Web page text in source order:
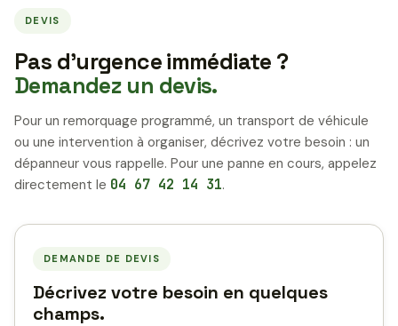
DEVIS
Pas d’urgence immédiate ?
Demandez un devis.
Pour un remorquage programmé, un transport de véhicule
ou une intervention à organiser, décrivez votre besoin : un
dépanneur vous rappelle. Pour une panne en cours, appelez
directement le 04 67 42 14 31.
DEMANDE DE DEVIS
Décrivez votre besoin en quelques
champs.